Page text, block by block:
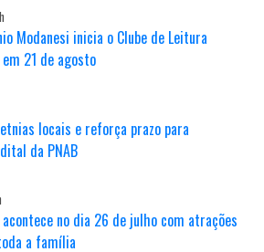
Modanesi inicia o Clube de Leitura
21 de agosto
locais e reforça prazo para
da PNAB
no dia 26 de julho com atrações
a família